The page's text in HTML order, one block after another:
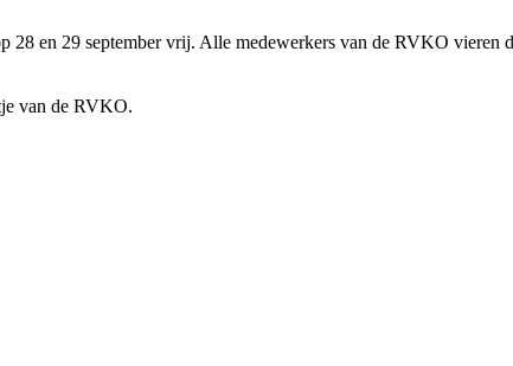
en 29 september vrij. Alle medewerkers van de RVKO vieren
van de RVKO.